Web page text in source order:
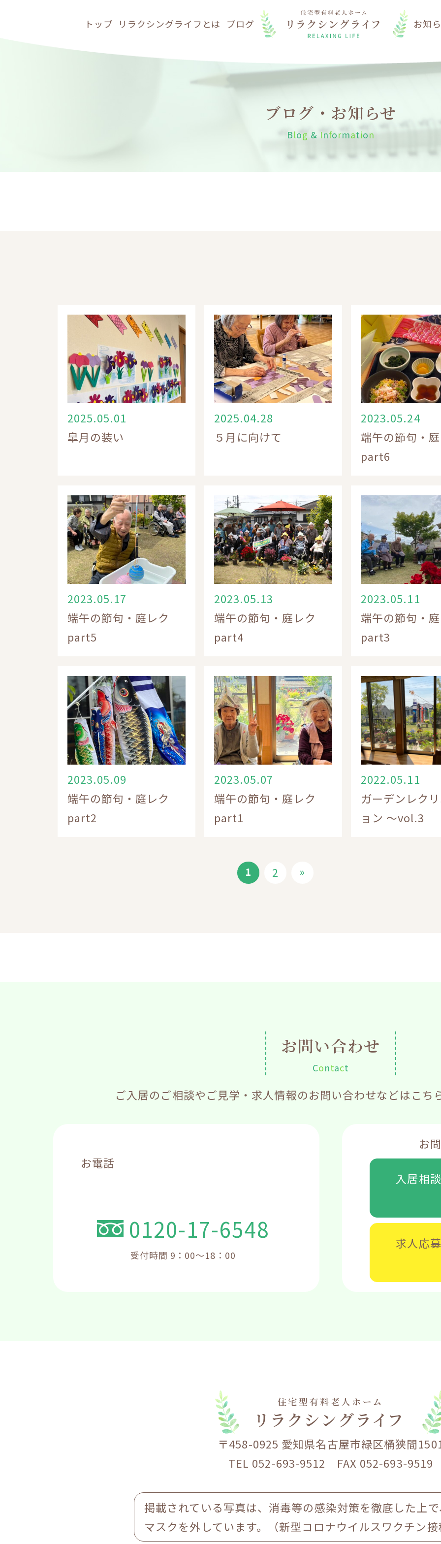
トップ リラクシングライフとは ブログ お知
ブログ・お知らせ
Blog & Information
2025.05.01
皐月の装い
2025.04.28
５月に向けて
2023.05.24
端午の節句・
part6
2023.05.17
端午の節句・庭レク
part5
2023.05.13
端午の節句・庭レク
part4
2023.05.11
端午の節句・
part3
2023.05.09
端午の節句・庭レク
part2
2023.05.07
端午の節句・庭レク
part1
2022.05.11
ガーデンレク
ョン 〜vol.3
1 2 »
お問い合わせ
Contact
ご入居のご相談やご見学・求人情報のお問い合わせなどはこち
お電話
0120-17-6548
受付時間 9：00～18：00
お
入居相
求人応
〒458-0925 愛知県名古屋市緑区桶狭間
TEL 052-693-9512 FAX 052-693-9519
掲載されている写真は、消毒等の感染対策を徹底した上
マスクを外しています。（新型コロナウイルスワクチン